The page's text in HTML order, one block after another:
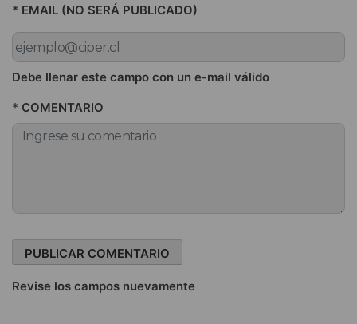
* EMAIL (NO SERÁ PUBLICADO)
Debe llenar este campo con un e-mail válido
* COMENTARIO
Revise los campos nuevamente